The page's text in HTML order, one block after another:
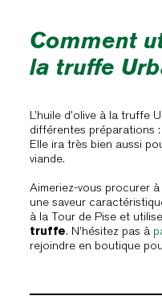
Comment
la truffe
L’huile d’olive à la truffe
différentes préparations
Elle ira très bien aussi
viande.
Aimeriez-vous procurer
une saveur
à la Tour de Pise et
truffe. N’hésitez pas à
rejoindre en boutique